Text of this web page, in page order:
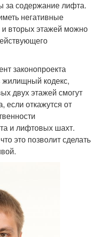
за содержание лифта.
негативные
вторых этажей можно
законопроекта
жилищный кодекс,
двух этажей смогут
если откажутся от
и лифтовых шахт.
это позволит сделать